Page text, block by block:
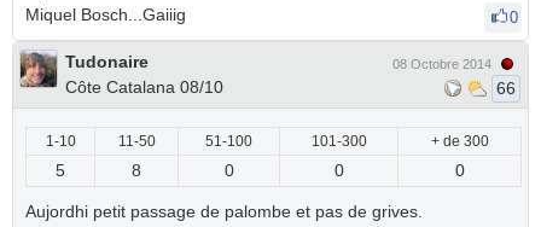
Miquel Bosch...Gaiiig
0
Tudonaire
Côte Catalana 08/10
08 Octobre 2014
66
1-10 11-50 51-100 101-300 + de 300
5 8 0 0 0
Aujordhi petit passage de palombe et pas de grives.